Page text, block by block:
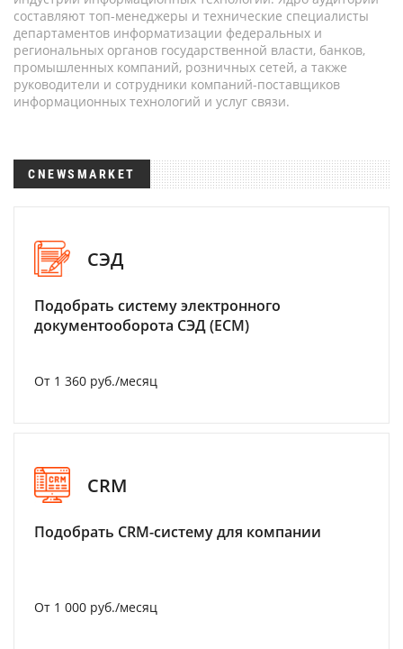
составляют топ-менеджеры и технические специалисты
департаментов информатизации федеральных и
региональных органов государственной власти, банков,
промышленных компаний, розничных сетей, а также
руководители и сотрудники компаний-поставщиков
информационных технологий и услуг связи.
CNEWSMARKET
СЭД
Подобрать систему электронного
документооборота СЭД (ECM)
От 1 360 руб./месяц
CRM
Подобрать CRM-систему для компании
От 1 000 руб./месяц